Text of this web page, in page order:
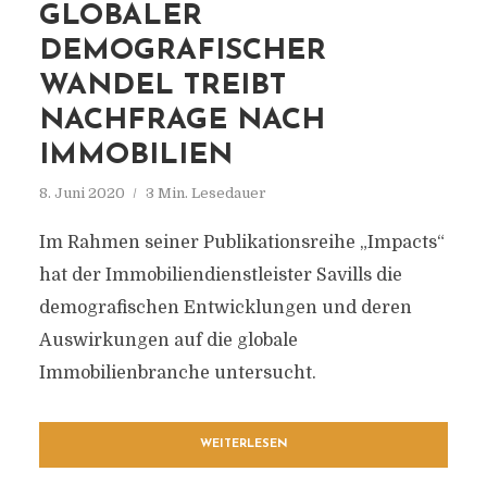
GLOBALER
DEMOGRAFISCHER
WANDEL TREIBT
NACHFRAGE NACH
IMMOBILIEN
8. Juni 2020 3 Min. Lesedauer
Im Rahmen seiner Publikationsreihe „Impacts“
hat der Immobiliendienstleister Savills die
demografischen Entwicklungen und deren
Auswirkungen auf die globale
Immobilienbranche untersucht.
WEITERLESEN